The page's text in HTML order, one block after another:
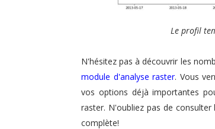
Le profil
N'hésitez pas à découvrir les
module d'analyse raster. Vous
vos options déjà importantes
raster. N'oubliez pas de
complète!